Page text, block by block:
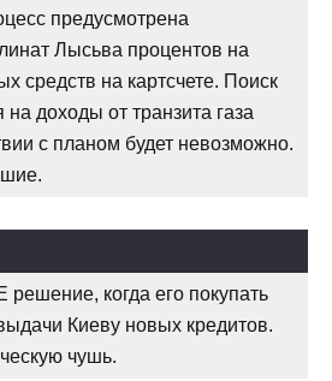
предусмотрена
Лысьва процентов на
средств на картсчете. Поиск
доходы от транзита газа
с планом будет невозможно.
решение, когда его покупать
Киеву новых кредитов.
чушь.